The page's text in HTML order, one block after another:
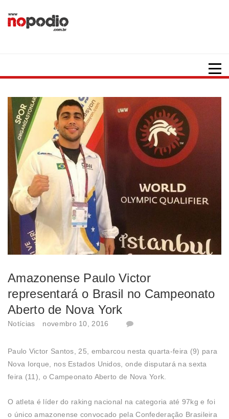
Amazonense Paulo Victor
representará o Brasil no Campeonato
Aberto de Nova York
Notícias novembro 10, 2016
Paulo Victor Santos, 25, embarcou nesta quarta-feira (9) para
Nova Iorque, nos Estados Unidos, onde disputará na sexta
feira (11), o Campeonato Aberto de Nova York.
O atleta é líder do raking nacional na categoria até 97kg e foi
o único amazonense convocado pela Confederação Brasileira